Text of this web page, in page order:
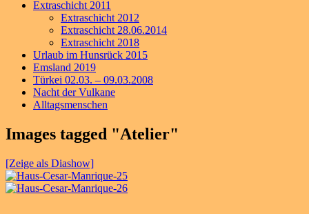
Extraschicht 2011
Extraschicht 2012
Extraschicht 28.06.2014
Extraschicht 2018
Urlaub im Hunsrück 2015
Emsland 2019
Türkei 02.03. – 09.03.2008
Nacht der Vulkane
Alltagsmenschen
Images tagged "Atelier"
[Zeige als Diashow]